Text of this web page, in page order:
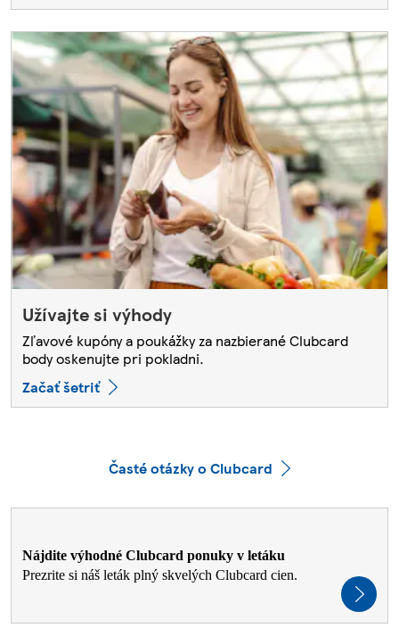
Užívajte si výhody
Zľavové kupóny a poukážky za nazbierané Clubcard
body oskenujte pri pokladni.
Začať šetriť
Časté otázky o Clubcard
Nájdite výhodné Clubcard ponuky v letáku
Prezrite si náš leták plný skvelých Clubcard cien.